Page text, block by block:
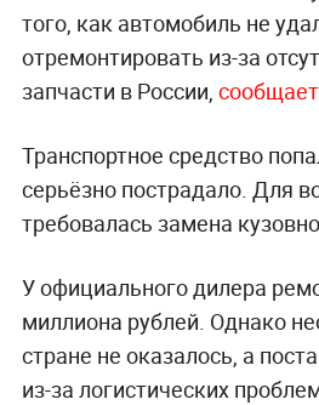
того, как автомобиль не
отремонтировать из-за
запчасти в России, сообщает
Транспортное средство
серьёзно пострадало. Для
требовалась замена
У официального дилера
миллиона рублей. Однако
стране не оказалось, а
из-за логистических